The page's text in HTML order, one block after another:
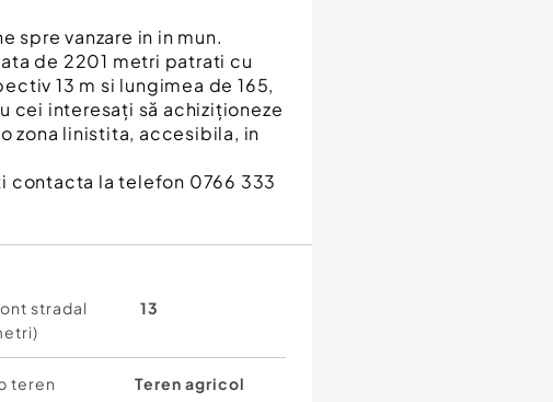
spre vanzare in in mun.
de 2201 metri patrati cu
13 m si lungimea de 165,
cei interesați să achiziționeze
zona linistita, accesibila, in
contacta la telefon 0766 333
stradal
13
teren Teren agricol